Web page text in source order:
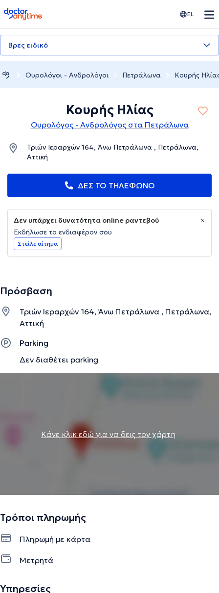
doctoranytime EL
Βρες ειδικό
Ουρολόγοι - Ανδρολόγοι Πετράλωνα Κουρής
Κουρής Ηλίας
Ουρολόγος - Ανδρολόγος στα Πετράλωνα
Τριών Ιεραρχών 164, Άνω Πετράλωνα , Πετράλωνα,
Αττική
ΔΕΣ ΤΟ ΤΗΛΕΦΩΝΟ
Δεν υπάρχει δυνατότητα online ραντεβού
Εκδήλωσε το ενδιαφέρον σου
Στείλε αίτημα
Πρόσβαση
Τριών Ιεραρχών 164, Άνω Πετράλωνα , Πετράλωνα,
Αττική
Parking
Δεν διαθέτει parking
Κάνε κλικ εδώ για να δεις τον χάρτη
Τρόποι πληρωμής
Πληρωμή με κάρτα
Μετρητά
Υπηρεσίες